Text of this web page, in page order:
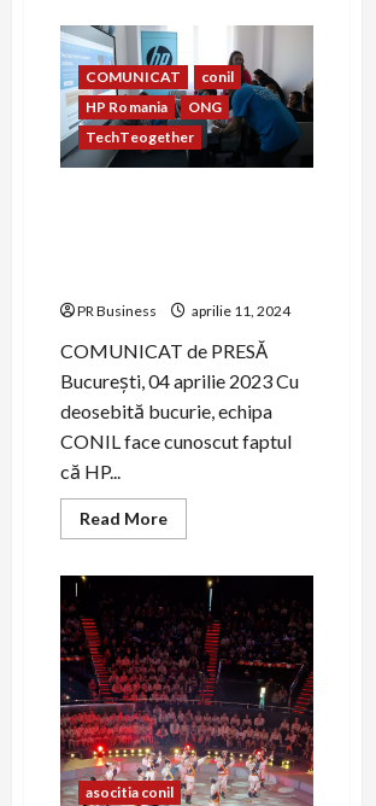
Iancu
revine
și
face
valuri
de
bine
pentru
copiii
COMUNICAT
conil
HP Romania
ONG
TechTeogether
PR Business aprilie 11, 2024
COMUNICAT de PRESĂ
București, 04 aprilie 2023 Cu
deosebită bucurie, echipa
CONIL face cunoscut faptul
că HP...
Read MoreRead
more
CONIL
HP
Romania
colaborează
în
cadrul
proiectului
TechTeogether
asocitia conil